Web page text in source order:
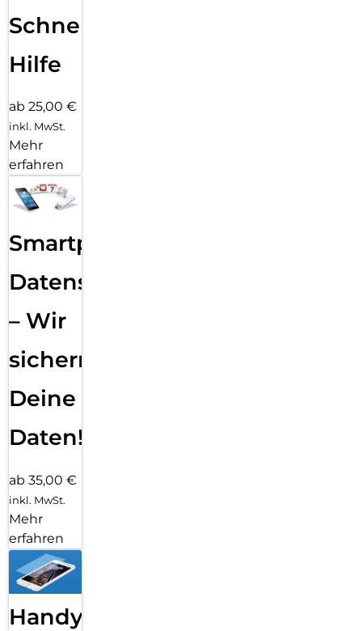
Schnelle
Hilfe
ab 25,00 €
inkl. MwSt.
Mehr
erfahren
Smartphone
Datensicherung
– Wir
sichern
Deine
Daten!
ab 35,00 €
inkl. MwSt.
Mehr
erfahren
Handy